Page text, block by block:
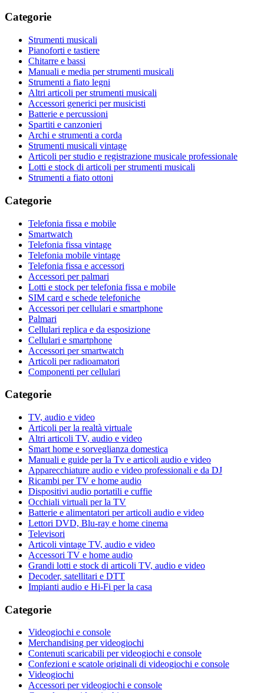
Categorie
Strumenti musicali
Pianoforti e tastiere
Chitarre e bassi
Manuali e media per strumenti musicali
Strumenti a fiato legni
Altri articoli per strumenti musicali
Accessori generici per musicisti
Batterie e percussioni
Spartiti e canzonieri
Archi e strumenti a corda
Strumenti musicali vintage
Articoli per studio e registrazione musicale professionale
Lotti e stock di articoli per strumenti musicali
Strumenti a fiato ottoni
Categorie
Telefonia fissa e mobile
Smartwatch
Telefonia fissa vintage
Telefonia mobile vintage
Telefonia fissa e accessori
Accessori per palmari
Lotti e stock per telefonia fissa e mobile
SIM card e schede telefoniche
Accessori per cellulari e smartphone
Palmari
Cellulari replica e da esposizione
Cellulari e smartphone
Accessori per smartwatch
Articoli per radioamatori
Componenti per cellulari
Categorie
TV, audio e video
Articoli per la realtà virtuale
Altri articoli TV, audio e video
Smart home e sorveglianza domestica
Manuali e guide per la Tv e articoli audio e video
Apparecchiature audio e video professionali e da DJ
Ricambi per TV e home audio
Dispositivi audio portatili e cuffie
Occhiali virtuali per la TV
Batterie e alimentatori per articoli audio e video
Lettori DVD, Blu-ray e home cinema
Televisori
Articoli vintage TV, audio e video
Accessori TV e home audio
Grandi lotti e stock di articoli TV, audio e video
Decoder, satellitari e DTT
Impianti audio e Hi-Fi per la casa
Categorie
Videogiochi e console
Merchandising per videogiochi
Contenuti scaricabili per videogiochi e console
Confezioni e scatole originali di videogiochi e console
Videogiochi
Accessori per videogiochi e console